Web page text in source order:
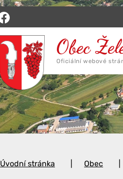
Úvodní stránka Obec